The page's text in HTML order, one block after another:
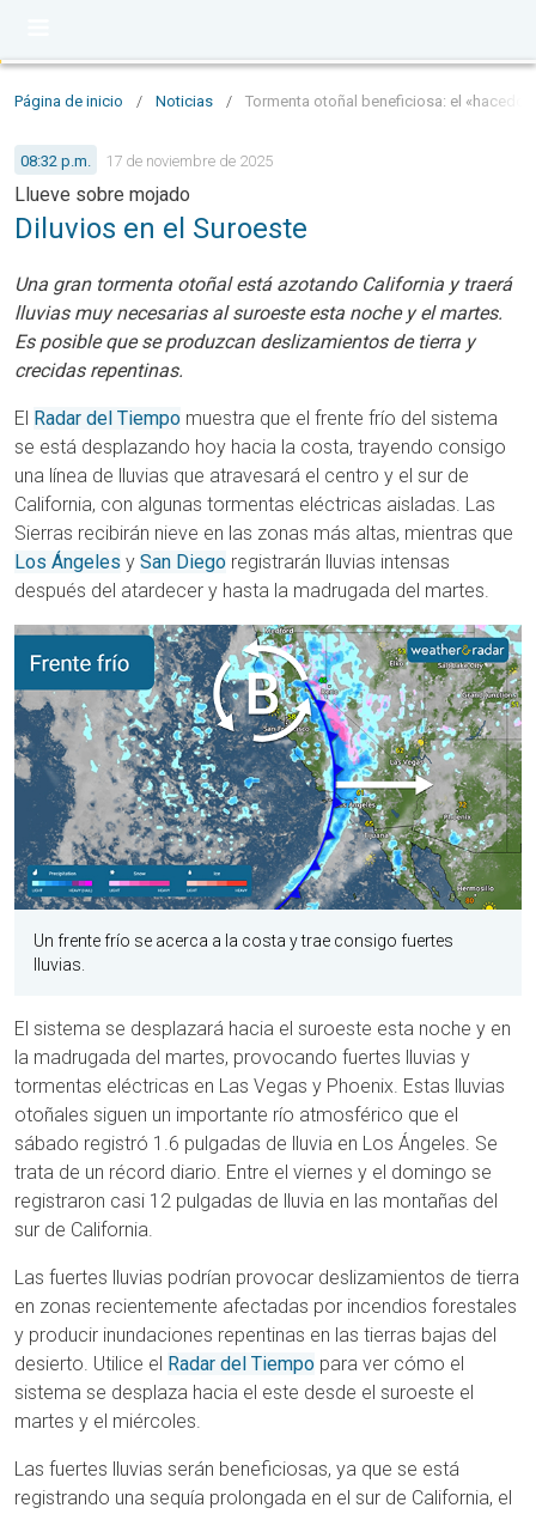
Página de inicio / Noticias / Tormenta otoñal beneficiosa: el «hacedor
08:32 p.m. 17 de noviembre de 2025
Llueve sobre mojado
Diluvios en el Suroeste
Una gran tormenta otoñal está azotando California y traerá
lluvias muy necesarias al suroeste esta noche y el martes.
Es posible que se produzcan deslizamientos de tierra y
crecidas repentinas.
El Radar del Tiempo muestra que el frente frío del sistema
se está desplazando hoy hacia la costa, trayendo consigo
una línea de lluvias que atravesará el centro y el sur de
California, con algunas tormentas eléctricas aisladas. Las
Sierras recibirán nieve en las zonas más altas, mientras que
Los Ángeles y San Diego registrarán lluvias intensas
después del atardecer y hasta la madrugada del martes.
Un frente frío se acerca a la costa y trae consigo fuertes
lluvias.
El sistema se desplazará hacia el suroeste esta noche y en
la madrugada del martes, provocando fuertes lluvias y
tormentas eléctricas en Las Vegas y Phoenix. Estas lluvias
otoñales siguen un importante río atmosférico que el
sábado registró 1.6 pulgadas de lluvia en Los Ángeles. Se
trata de un récord diario. Entre el viernes y el domingo se
registraron casi 12 pulgadas de lluvia en las montañas del
sur de California.
Las fuertes lluvias podrían provocar deslizamientos de tierra
en zonas recientemente afectadas por incendios forestales
y producir inundaciones repentinas en las tierras bajas del
desierto. Utilice el Radar del Tiempo para ver cómo el
sistema se desplaza hacia el este desde el suroeste el
martes y el miércoles.
Las fuertes lluvias serán beneficiosas, ya que se está
registrando una sequía prolongada en el sur de California, el